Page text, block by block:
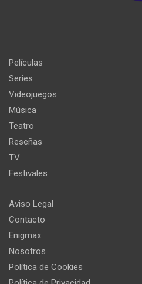
Películas
Series
Videojuegos
Música
Teatro
Reseñas
TV
Festivales
Aviso Legal
Contacto
Enigmax
Nosotros
Política de Cookies